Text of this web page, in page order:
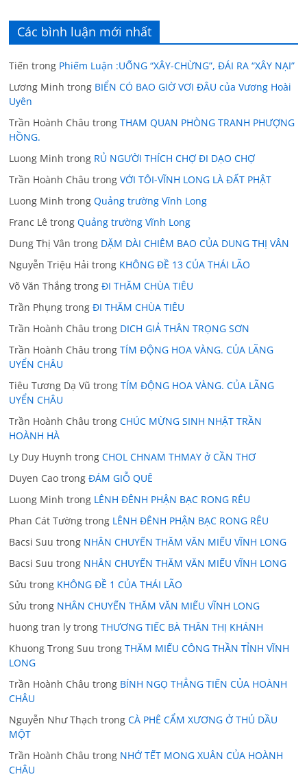
Các bình luận mới nhất
Tiến trong Phiếm Luận :UỐNG “XÂY-CHỪNG”, ĐÁI RA “XÂY NẠI”
Lương Minh trong BIỂN CÓ BAO GIỜ VƠI ĐÂU của Vương Hoài
Uyên
Trần Hoành Châu trongTHAM QUAN PHÒNG TRANH PHƯỢNG
HỒNG.
Luong Minh trong RỦ NGƯỜI THÍCH CHỢ ĐI DẠO CHỢ
Trần Hoành Châu trongVỚI TÔI-VĨNH LONG LÀ ĐẤT PHẬT
Luong Minh trongQuảng trường Vĩnh Long
Franc Lê trongQuảng trường Vĩnh Long
Dung Thị Vân trong DẶM DÀI CHIÊM BAO CỦA DUNG THỊ VÂN
Nguyễn Triệu Hải trong KHÔNG ĐỀ 13 CỦA THÁI LÃO
Võ Văn Thắng trongĐI THĂM CHÙA TIÊU
Trần Phụng trongĐI THĂM CHÙA TIÊU
Trần Hoành Châu trong DICH GIẢ THÂN TRỌNG SƠN
Trần Hoành Châu trongTÍM ĐỘNG HOA VÀNG. CỦA LÃNG
UYỂN CHÂU
Tiêu Tương Dạ Vũ trongTÍM ĐỘNG HOA VÀNG. CỦA LÃNG
UYỂN CHÂU
Trần Hoành Châu trongCHÚC MỪNG SINH NHẬT TRẦN
HOÀNH HÀ
Ly Duy Huynh trongCHOL CHNAM THMAY ở CẦN THƠ
Duyen Cao trongĐÁM GIỖ QUÊ
Luong Minh trong LÊNH ĐÊNH PHẬN BẠC RONG RÊU
Phan Cát Tường trong LÊNH ĐÊNH PHẬN BẠC RONG RÊU
Bacsi Suu trong NHÂN CHUYẾN THĂM VĂN MIẾU VĨNH LONG
Bacsi Suu trong NHÂN CHUYẾN THĂM VĂN MIẾU VĨNH LONG
Sửu trong KHÔNG ĐỀ 1 CỦA THÁI LÃO
Sửu trong NHÂN CHUYẾN THĂM VĂN MIẾU VĨNH LONG
huong tran ly trongTHƯƠNG TIẾC BÀ THÂN THỊ KHÁNH
Khuong Trong Suu trongTHĂM MIẾU CÔNG THẦN TỈNH VĨNH
LONG
Trần Hoành Châu trong BÍNH NGỌ THẲNG TIẾN CỦA HOÀNH
CHÂU
Nguyễn Như Thạch trongCÀ PHÊ CẨM XƯƠNG Ở THỦ DẦU
MỘT
Trần Hoành Châu trong NHỚ TẾT MONG XUÂN CỦA HOÀNH
CHÂU